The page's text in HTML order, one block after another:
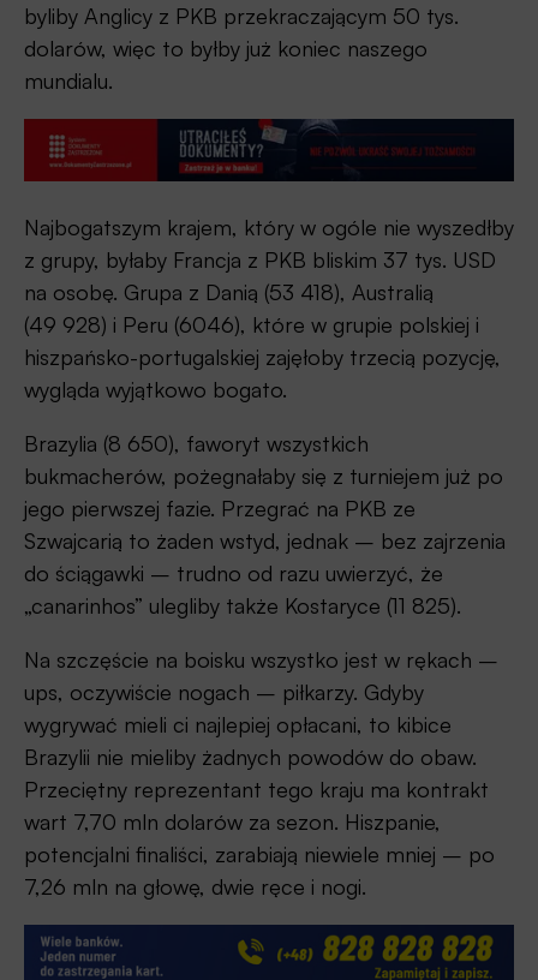
byliby Anglicy z PKB przekraczającym 50 tys.
dolarów, więc to byłby już koniec naszego
mundialu.
Najbogatszym krajem, który w ogóle nie wyszedłby
z grupy, byłaby Francja z PKB bliskim 37 tys. USD
na osobę. Grupa z Danią (53 418), Australią
(49 928) i Peru (6046), które w grupie polskiej i
hiszpańsko-portugalskiej zajęłoby trzecią pozycję,
wygląda wyjątkowo bogato.
Brazylia (8 650), faworyt wszystkich
bukmacherów, pożegnałaby się z turniejem już po
jego pierwszej fazie. Przegrać na PKB ze
Szwajcarią to żaden wstyd, jednak – bez zajrzenia
do ściągawki – trudno od razu uwierzyć, że
„canarinhos” ulegliby także Kostaryce (11 825).
Na szczęście na boisku wszystko jest w rękach –
ups, oczywiście nogach – piłkarzy. Gdyby
wygrywać mieli ci najlepiej opłacani, to kibice
Brazylii nie mieliby żadnych powodów do obaw.
Przeciętny reprezentant tego kraju ma kontrakt
wart 7,70 mln dolarów za sezon. Hiszpanie,
potencjalni finaliści, zarabiają niewiele mniej – po
7,26 mln na głowę, dwie ręce i nogi.